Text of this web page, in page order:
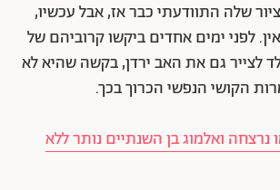
שלה התוודעתי כבר אז, אבל עכשיו,
לפני ימים אחדים ביקשו קרוביהם של
לצייר גם את האב ירדן, בקשה שהיא לא
הקושי הנפשי הכרוך בכך.
נרצחה ואלמוג בן השנתיים נותר ללא